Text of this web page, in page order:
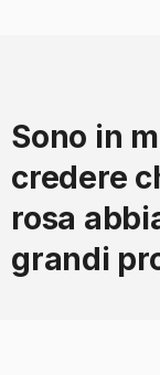
Sono in
credere
rosa
grandi